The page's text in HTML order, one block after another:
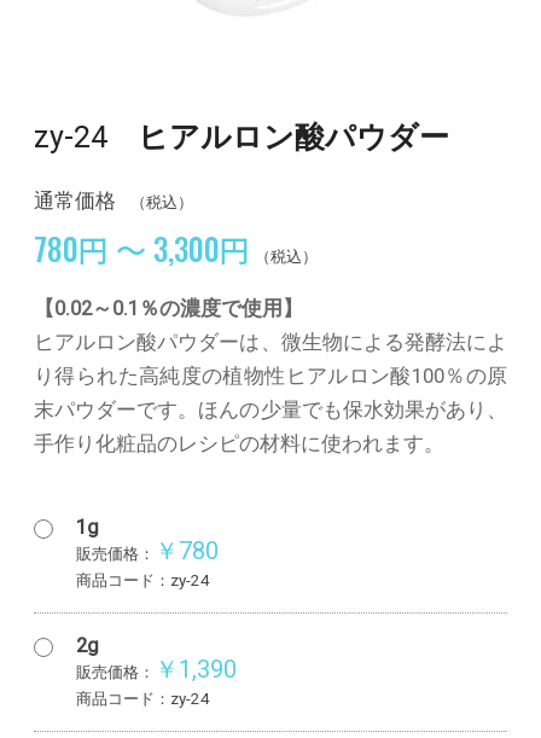
zy-24 ヒアルロン酸パウダー
通常価格 （税込）
780円 ～ 3,300円 （税込）
【0.02～0.1％の濃度で使用】
ヒアルロン酸パウダーは、微生物による発酵法によ
り得られた高純度の植物性ヒアルロン酸100％の原
末パウダーです。ほんの少量でも保水効果があり、
手作り化粧品のレシピの材料に使われます。
1g
販売価格： ￥780
商品コード：zy-24
2g
販売価格： ￥1,390
商品コード：zy-24